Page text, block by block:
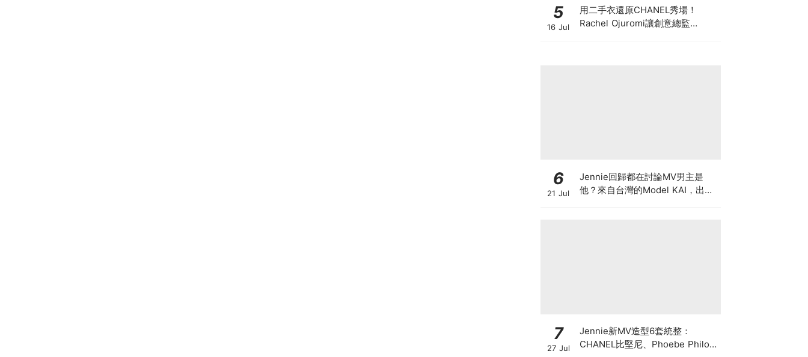
5
16 Jul
用二手衣還原CHANEL秀場！
Rachel Ojuromi讓創意總監
6
21 Jul
Jennie回歸都在討論MV男主是
他？來自台灣的Model KAI，出演
7
27 Jul
Jennie新MV造型6套統整：
CHANEL比堅尼、Phoebe Philo